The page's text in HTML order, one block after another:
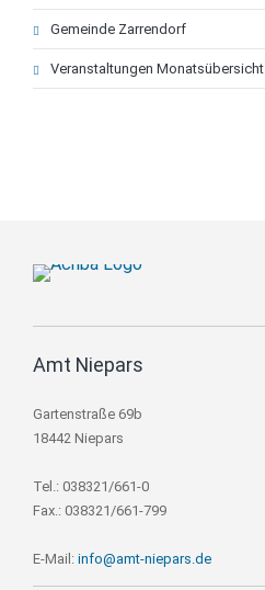
Gemeinde Zarrendorf
Veranstaltungen Monatsübersicht
Amt Niepars
Gartenstraße 69b
18442 Niepars
Tel.: 038321/661-0
Fax.: 038321/661-799
E-Mail: info@amt-niepars.de